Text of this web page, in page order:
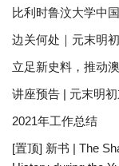
比利时鲁汶大学中
边关何处｜元末明
立足新史料，推动
讲座预告 | 元末明
2021年工作总结
[置顶] 新书 | The